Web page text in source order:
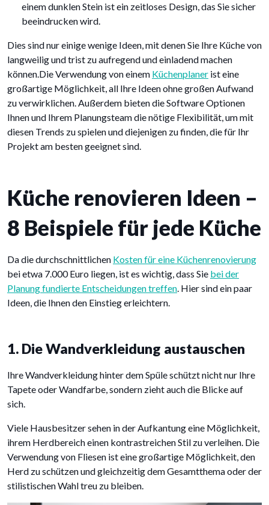
einem dunklen Stein ist ein zeitloses Design, das Sie sicher
beeindrucken wird.
Dies sind nur einige wenige Ideen, mit denen Sie Ihre Küche von
langweilig und trist zu aufregend und einladend machen
können.Die Verwendung von einem Küchenplaner ist eine
großartige Möglichkeit, all Ihre Ideen ohne großen Aufwand
zu verwirklichen. Außerdem bieten die Software Optionen
Ihnen und Ihrem Planungsteam die nötige Flexibilität, um mit
diesen Trends zu spielen und diejenigen zu finden, die für Ihr
Projekt am besten geeignet sind.
Küche renovieren Ideen –
8 Beispiele für jede Küche
Da die durchschnittlichen Kosten für eine Küchenrenovierung
bei etwa 7.000 Euro liegen, ist es wichtig, dass Sie bei der
Planung fundierte Entscheidungen treffen. Hier sind ein paar
Ideen, die Ihnen den Einstieg erleichtern.
1. Die Wandverkleidung austauschen
Ihre Wandverkleidung hinter dem Spüle schützt nicht nur Ihre
Tapete oder Wandfarbe, sondern zieht auch die Blicke auf
sich.
Viele Hausbesitzer sehen in der Aufkantung eine Möglichkeit,
ihrem Herdbereich einen kontrastreichen Stil zu verleihen. Die
Verwendung von Fliesen ist eine großartige Möglichkeit, den
Herd zu schützen und gleichzeitig dem Gesamtthema oder der
stilistischen Wahl treu zu bleiben.